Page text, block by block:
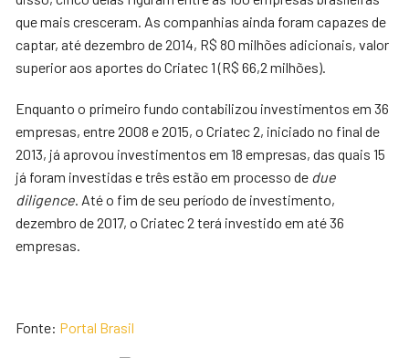
que mais cresceram. As companhias ainda foram capazes de
captar, até dezembro de 2014, R$ 80 milhões adicionais, valor
superior aos aportes do Criatec 1 (R$ 66,2 milhões).
Enquanto o primeiro fundo contabilizou investimentos em 36
empresas, entre 2008 e 2015, o Criatec 2, iniciado no final de
2013, já aprovou investimentos em 18 empresas, das quais 15
já foram investidas e três estão em processo de due
diligence. Até o fim de seu período de investimento,
dezembro de 2017, o Criatec 2 terá investido em até 36
empresas.
Fonte: Portal Brasil